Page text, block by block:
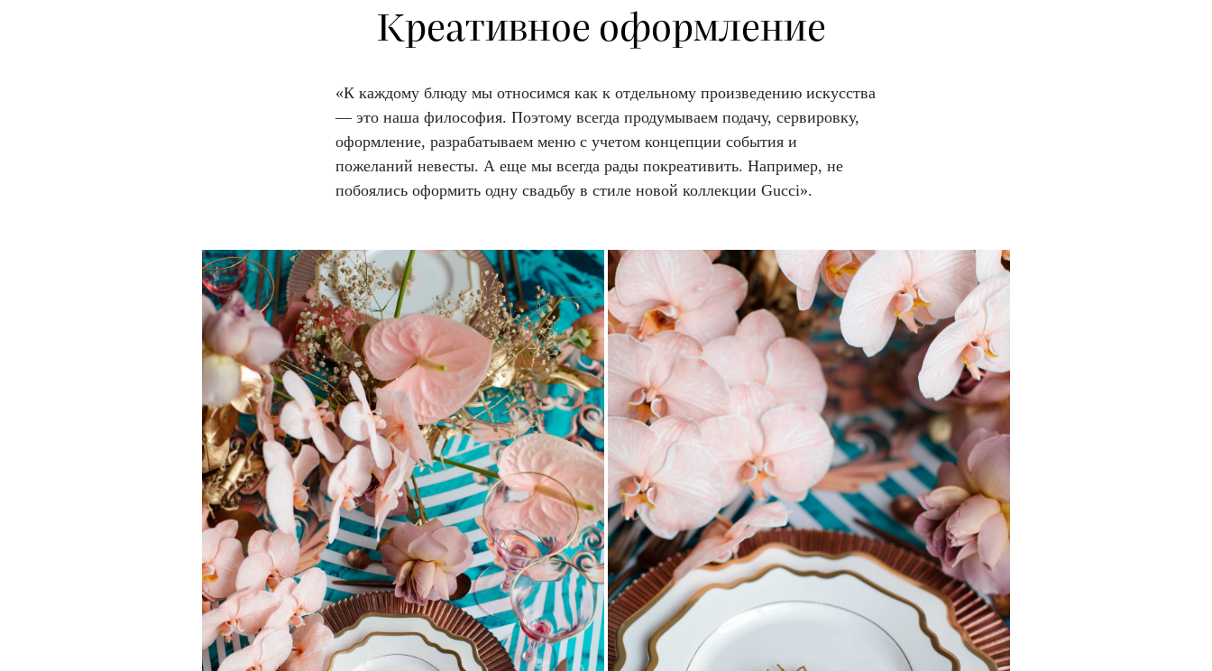
Креативное оформление
«К каждому блюду мы относимся как к отдельному произведению искусства
— это наша философия. Поэтому всегда продумываем подачу, сервировку,
оформление, разрабатываем меню с учетом концепции события и
пожеланий невесты. А еще мы всегда рады покреативить. Например, не
побоялись оформить одну свадьбу в стиле новой коллекции Gucci».